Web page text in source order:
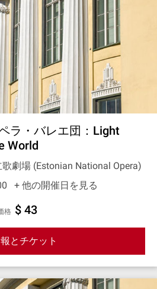
ラ・バレエ団：Light
World
劇場 (Estonian National Opera)
+ 他の開催日を見る
格 $ 43
とチケット